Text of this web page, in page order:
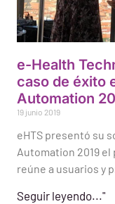
e-Health
caso de éxito
Automation
19 junio 2019
eHTS presentó su
Automation 2019 el
reúne a usuarios y
Seguir leyendo..."